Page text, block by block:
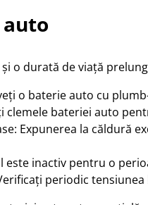
o durată de viață
o baterie auto cu
clemele bateriei auto
Expunerea la căldură
este inactiv pentru o
periodic